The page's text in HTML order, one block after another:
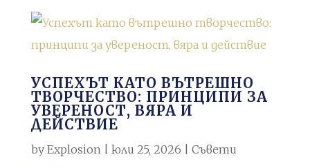
УСПЕХЪТ КАТО ВЪТРЕШНО
ТВОРЧЕСТВО: ПРИНЦИПИ ЗА
УВЕРЕНОСТ, ВЯРА И
ДЕЙСТВИЕ
by Explosion| юли 25, 2026
Съвети